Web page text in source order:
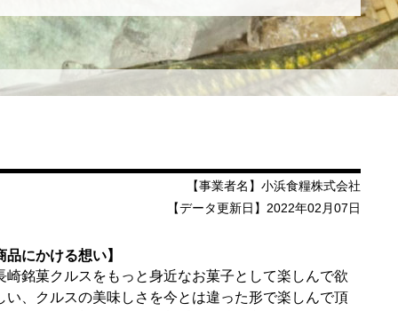
【事業者名】小浜食糧株式会社
【データ更新日】2022年02月07日
品にかける想い】
崎銘菓クルスをもっと身近なお菓子として楽しんで欲
い、クルスの美味しさを今とは違った形で楽しんで頂